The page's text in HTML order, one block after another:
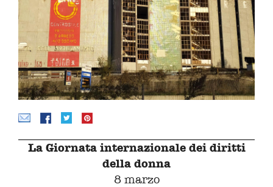
La Giornata internazionale dei diritti
della donna
8 marzo